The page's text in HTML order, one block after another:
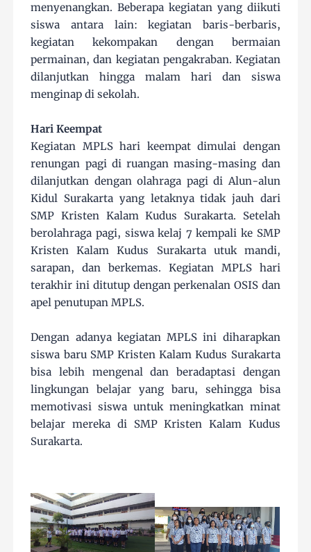
menyenangkan. Beberapa kegiatan yang diikuti
siswa antara lain: kegiatan baris-berbaris,
kegiatan kekompakan dengan bermaian
permainan, dan kegiatan pengakraban. Kegiatan
dilanjutkan hingga malam hari dan siswa
menginap di sekolah.
Hari Keempat
Kegiatan MPLS hari keempat dimulai dengan
renungan pagi di ruangan masing-masing dan
dilanjutkan dengan olahraga pagi di Alun-alun
Kidul Surakarta yang letaknya tidak jauh dari
SMP Kristen Kalam Kudus Surakarta. Setelah
berolahraga pagi, siswa kelaj 7 kempali ke SMP
Kristen Kalam Kudus Surakarta utuk mandi,
sarapan, dan berkemas. Kegiatan MPLS hari
terakhir ini ditutup dengan perkenalan OSIS dan
apel penutupan MPLS.
Dengan adanya kegiatan MPLS ini diharapkan
siswa baru SMP Kristen Kalam Kudus Surakarta
bisa lebih mengenal dan beradaptasi dengan
lingkungan belajar yang baru, sehingga bisa
memotivasi siswa untuk meningkatkan minat
belajar mereka di SMP Kristen Kalam Kudus
Surakarta.